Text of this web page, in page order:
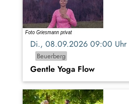
Di., 08.09.2026 09:00 Uhr
Beuerberg
Gentle Yoga Flow